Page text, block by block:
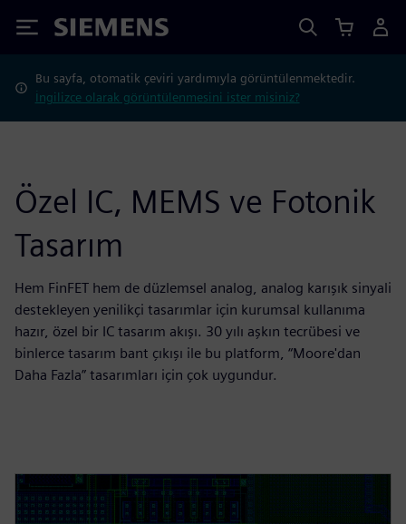
Siemens
Bu sayfa, otomatik çeviri yardımıyla görüntülenmektedir.
İngilizce olarak görüntülenmesini ister misiniz?
Özel IC, MEMS ve Fotonik
Tasarım
Hem FinFET hem de düzlemsel analog, analog karışık sinyali
destekleyen yenilikçi tasarımlar için kurumsal kullanıma
hazır, özel bir IC tasarım akışı. 30 yılı aşkın tecrübesi ve
binlerce tasarım bant çıkışı ile bu platform, “Moore'dan
Daha Fazla” tasarımları için çok uygundur.